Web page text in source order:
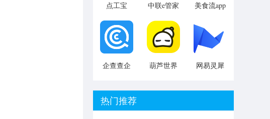
点工宝 中联e管家
美食流app
企查查企
葫芦世界
网易灵犀
热门推荐